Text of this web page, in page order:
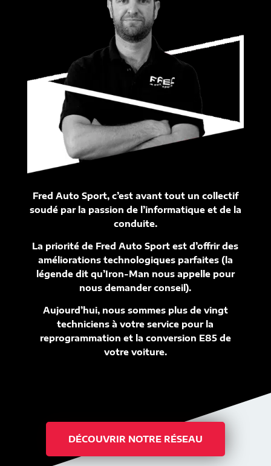
Fred Auto Sport, c’est avant tout un collectif
soudé par la passion de l’informatique et de la
conduite.
La priorité de Fred Auto Sport est d’offrir des
améliorations technologiques parfaites (la
légende dit qu’Iron-Man nous appelle pour
nous demander conseil).
Aujourd’hui, nous sommes plus de vingt
techniciens à votre service pour la
reprogrammation et la conversion E85 de
votre voiture.
DÉCOUVRIR NOTRE RÉSEAU